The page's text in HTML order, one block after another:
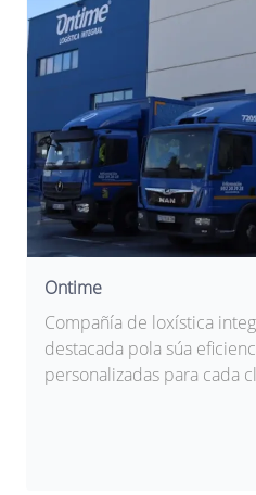
Ontime
Compañía de loxística
destacada pola súa
personalizadas para cada